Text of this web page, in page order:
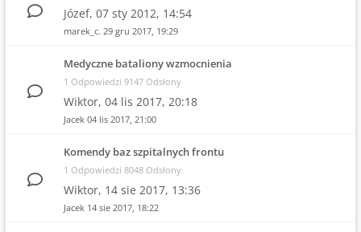
Józef, 07 sty 2012, 14:54
marek_c. 29 gru 2017, 19:29
Medyczne bataliony wzmocnienia
1 Odpowiedzi 9147 Odsłony
Wiktor, 04 lis 2017, 20:18
Jacek 04 lis 2017, 21:00
Komendy baz szpitalnych frontu
1 Odpowiedzi 8048 Odsłony
Wiktor, 14 sie 2017, 13:36
Jacek 14 sie 2017, 18:22